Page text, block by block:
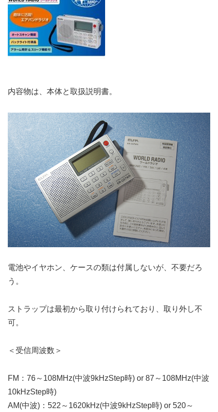
内容物は、本体と取扱説明書。
電池やイヤホン、ケースの類は付属しないが、不要だろ
う。
ストラップは最初から取り付けられており、取り外し不
可。
＜受信周波数＞
FM：76～108MHz(中波9kHzStep時) or 87～108MHz(中波
10kHzStep時)
AM(中波)：522～1620kHz(中波9kHzStep時) or 520～